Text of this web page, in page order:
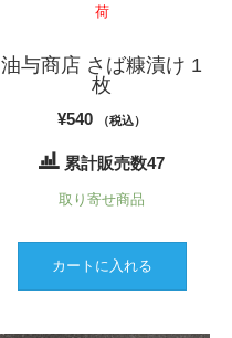
荷
油与商店 さば糠漬け 1
枚
¥540 （税込）
累計販売数47
取り寄せ商品
カートに入れる